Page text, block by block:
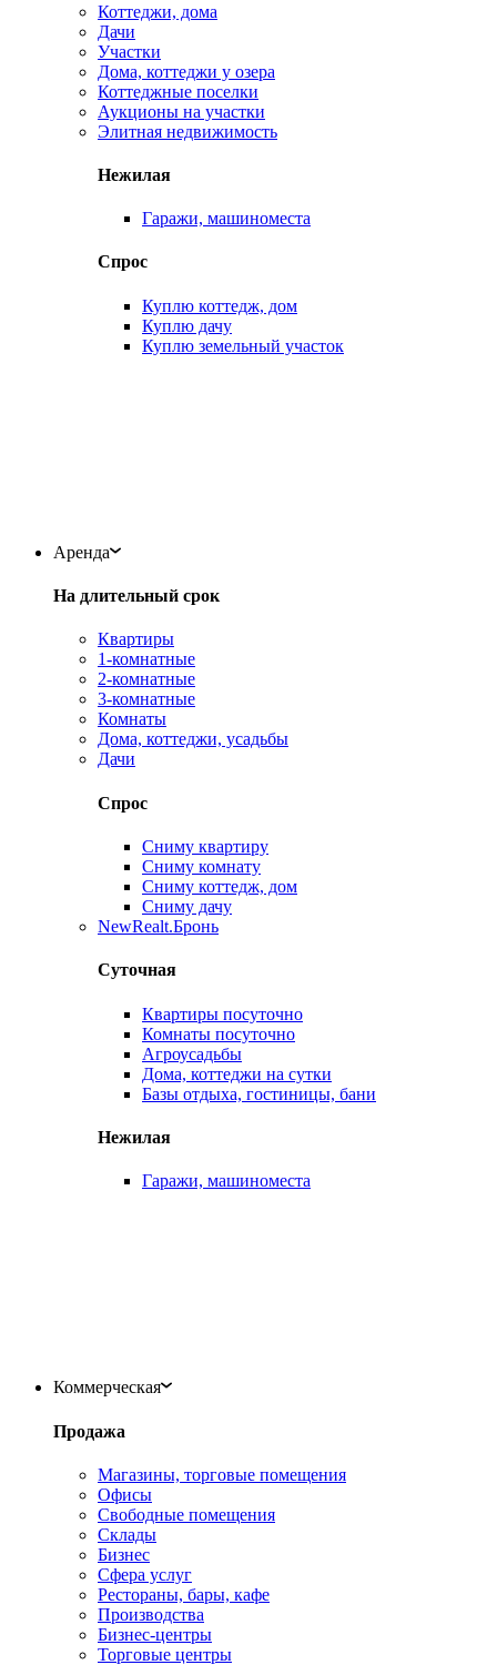
Коттеджи, дома
Дачи
Участки
Дома, коттеджи у озера
Коттеджные поселки
Аукционы на участки
Элитная недвижимость
Нежилая
Гаражи, машиноместа
Спрос
Куплю коттедж, дом
Куплю дачу
Куплю земельный участок
Аренда
На длительный срок
Квартиры
1-комнатные
2-комнатные
3-комнатные
Комнаты
Дома, коттеджи, усадьбы
Дачи
Спрос
Сниму квартиру
Сниму комнату
Сниму коттедж, дом
Сниму дачу
NewRealt.Бронь
Суточная
Квартиры посуточно
Комнаты посуточно
Агроусадьбы
Дома, коттеджи на сутки
Базы отдыха, гостиницы, бани
Нежилая
Гаражи, машиноместа
Коммерческая
Продажа
Магазины, торговые помещения
Офисы
Свободные помещения
Склады
Бизнес
Сфера услуг
Рестораны, бары, кафе
Производства
Бизнес-центры
Торговые центры